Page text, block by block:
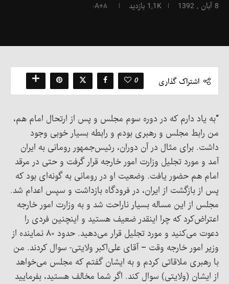
8 آبان , 1392 1,1K بازدید A+A-
اشتراک گذاری 0
“به یاد دارم که در دوره سوم مجلس و پس از ارتحال امام هم،
من رابط مجلس و رهبری بودم و رابطه بسیار خوبی وجود
داشت. برای مثال در آن دوران، رئیس‌جمهور رومانی به ایران
آمد و مورد تجلیل وزارت امور خارجه قرار گرفت و حتی در مرقد
امام هم حضور یافت. وضعیت او در رومانی به گونه‌ای بود که
پس از بازگشت از ایران، در فرودگاه بازداشت و سپس اعدام شد.
مجلس از این مساله بسیار ناراحت شد و به وزارت امور خارجه
اعتراض‌کرد که چرا اینقدر ضعیف هستید و اینچنین فردی را
دعوت می‌کنید و مورد تجلیل قرار می‌دهید. حدود ۸۰ نماینده از
وزیر امور خارجه وقت – آقای علی‌اکبر ولایتی- سوال کردند. من
با رهبری ملاقاتی کردم و به ایشان گفتم که مجلس می‌خواهد
از ایشان (ولایتی) سوال کند. اگر شما مخالف هستید، بفرمایید